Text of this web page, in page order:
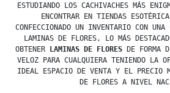
ESTUDIANDO LOS CACHIVACHES MÁS
ENCONTRAR EN TIENDAS
CONFECCIONADO UN INVENTARIO CON
LAMINAS DE FLORES, LO MÁS
OBTENER
LAMINAS DE FLORESDE FORMA
VELOZ PARA CUALQUIERA TENIENDO LA
IDEAL ESPACIO DE VENTA Y EL PRECIO
DE FLORES A NIVEL